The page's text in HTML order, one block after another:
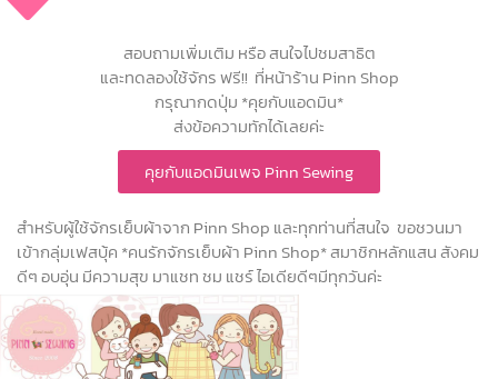
สอบถามเพิ่มเติม หรือ สนใจไปชมสาธิต
และทดลองใช้จักร ฟรี!! ที่หน้าร้าน Pinn Shop
กรุณากดปุ่ม *คุยกับแอดมิน*
ส่งข้อความทักได้เลยค่ะ
คุยกับแอดมินเพจ Pinn Sewing
สำหรับผู้ใช้จักรเย็บผ้าจาก Pinn Shop และทุกท่านที่สนใจ ขอชวนมา
เข้ากลุ่มเฟสบุ้ค *คนรักจักรเย็บผ้า Pinn Shop* สมาชิกหลักแสน สังคม
ดีๆ อบอุ่น มีความสุข มาแชท ชม แชร์ ไอเดียดีๆมีทุกวันค่ะ